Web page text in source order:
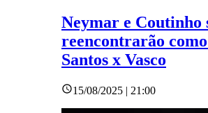
Neymar e Coutinho
reencontrarão
Santos x Vasco
15/08/2025 | 21:00